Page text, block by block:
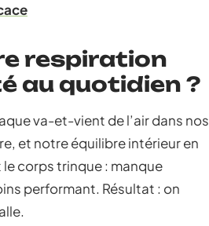
respiration
au quotidien ?
va-et-vient de l’air dans nos
et notre équilibre intérieur en
corps trinque : manque
performant. Résultat : on